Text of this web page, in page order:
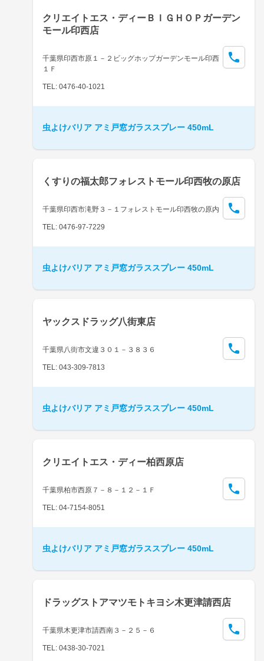
クリエイトエス・ディーＢＩＧＨＯＰガーデン
モール印西店
千葉県印西市原１－２ビッグホップガーデンモール印西
１Ｆ
TEL: 0476-40-1021
虫よけバリア アミ戸窓ガラススプレー 450mL
くすりの福太郎フォレストモール印西牧の原店
千葉県印西市滝野３－１フォレストモール印西牧の原内
TEL: 0476-97-7229
虫よけバリア アミ戸窓ガラススプレー 450mL
ヤックスドラッグ八街東店
千葉県八街市文違３０１－３８３６
TEL: 043-309-7813
虫よけバリア アミ戸窓ガラススプレー 450mL
クリエイトエス・ディー柏西原店
千葉県柏市西原７－８－１２－１Ｆ
TEL: 04-7154-8051
虫よけバリア アミ戸窓ガラススプレー 450mL
ドラッグストアマツモトキヨシ木更津請西店
千葉県木更津市請西南３－２５－６
TEL: 0438-30-7021